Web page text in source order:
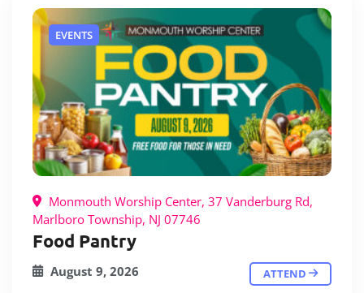
EVENTS
Monmouth Worship Center, 37 Vanderburg Rd,
Marlboro Township, NJ 07746
Food Pantry
August 9, 2026 ATTEND